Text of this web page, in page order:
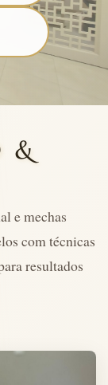
&
e mechas
com técnicas
resultados